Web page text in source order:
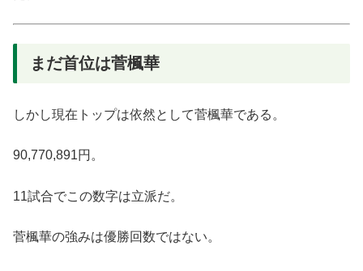
まだ首位は菅楓華
しかし現在トップは依然として菅楓華である。
90,770,891円。
11試合でこの数字は立派だ。
菅楓華の強みは優勝回数ではない。